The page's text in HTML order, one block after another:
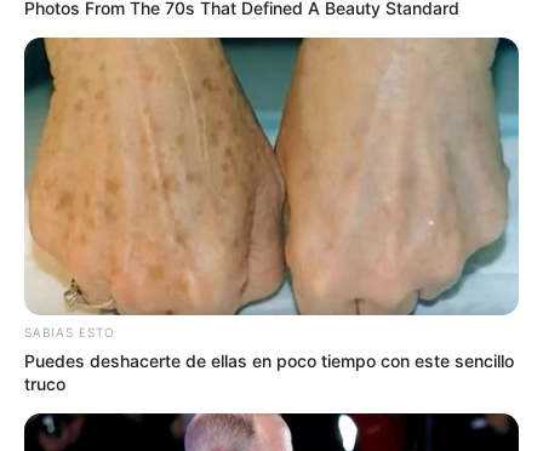
Se bajaron del tren: Cancelan
reunión del Regiotram y Galán exige
cuentas claras a Rey
COMPARTIR
ALERTA BOGOTÁ EN GOOGLE NEWS
TEMAS RELACIONADOS
Photos From The 70s That Defined A Beauty Standard
SABIAS ESTO
Puedes deshacerte de ellas en poco tiempo con este sencillo
truco